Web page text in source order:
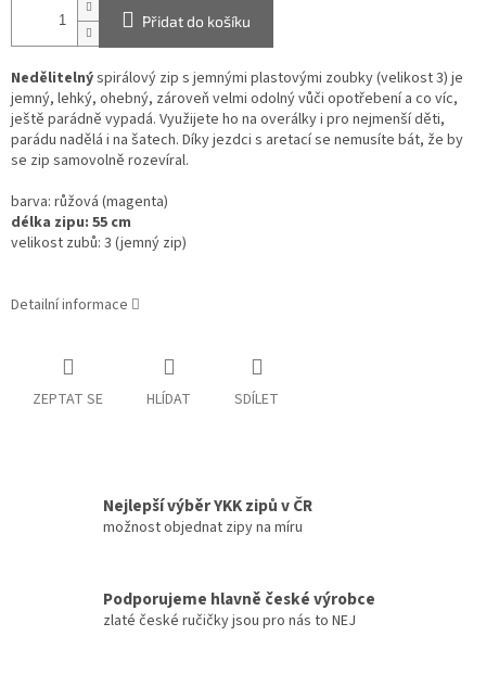
Přidat do košíku
Nedělitelnýspirálový zip s jemnými plastovými zoubky (velikost 3) je
jemný, lehký, ohebný, zároveň velmi odolný vůči opotřebení a co víc,
ještě parádně vypadá. Využijete ho na overálky i pro nejmenší děti,
parádu nadělá i na šatech. Díky jezdci s aretací se nemusíte bát, že by
se zip samovolně rozevíral.
barva: růžová (magenta)
délka zipu: 55 cm
velikost zubů: 3 (jemný zip)
Detailní informace
ZEPTAT SE HLÍDAT SDÍLET
Nejlepší výběr YKK zipů v ČR
možnost objednat zipy na míru
Podporujeme hlavně české výrobce
zlaté české ručičky jsou pro nás to NEJ